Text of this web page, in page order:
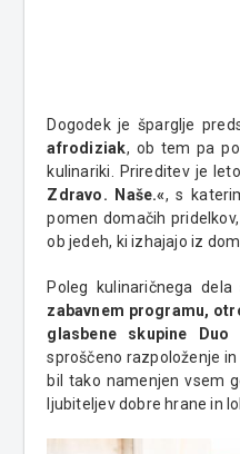
Dogodek je šparglje
afrodiziak, ob tem pa
kulinariki. Prireditev je
Zdravo. Naše.«, s
pomen domačih
ob jedeh, ki izhajajo iz
Poleg kulinaričnega
zabavnem programu,
glasbene skupine Duo
sproščeno razpoloženje
bil tako namenjen vsem
ljubiteljev dobre hrane in